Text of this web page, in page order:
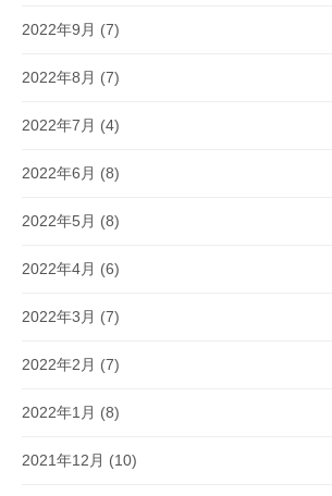
2022年9月 (7)
2022年8月 (7)
2022年7月 (4)
2022年6月 (8)
2022年5月 (8)
2022年4月 (6)
2022年3月 (7)
2022年2月 (7)
2022年1月 (8)
2021年12月 (10)